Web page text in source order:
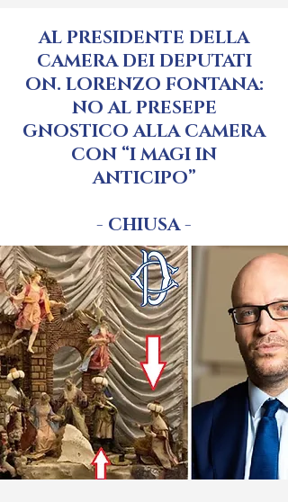
AL PRESIDENTE DELLA
CAMERA DEI DEPUTATI
ON. LORENZO FONTANA:
NO AL PRESEPE
GNOSTICO ALLA CAMERA
CON “I MAGI IN
ANTICIPO”
- CHIUSA -